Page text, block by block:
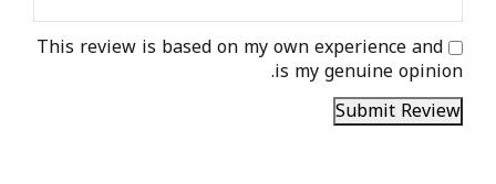
This review is based on my own experience and
is my genuine opinion.
Submit Review